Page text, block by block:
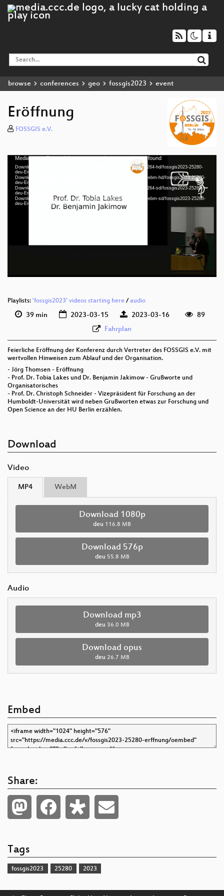
browse conferences geo fossgis2023 event
Eröffnung
FOSSGIS e.V.
Video
Player
Media error: Format(s) not supported or source(s) not found
Download File: https://cdn.media.ccc.de/events/fossgis/2023/h264-hd/fossgis2023-25280-
deu-Eroeffnung_hd.mp4
Download File: https://cdn.media.ccc.de/events/fossgis/2023/webm-hd/fossgis2023-25280-
deu-Eroeffnung_webm-hd.webm
Download File: https://cdn.media.ccc.de/events/fossgis/2023/h264-sd/fossgis2023-25280-
deu-Eroeffnung_sd.mp4
Download File: https://cdn.media.ccc.de/events/fossgis/2023/webm-sd/fossgis2023-25280-
deu-Eroeffnung_webm-sd.webm
deu 576p (mp4)
deu 576p (webm)
Playlists: 'fossgis2023' videos starting here / audio
39 min 2023-03-15 2023-03-16
89
Fahrplan
Feierliche Eröffnung der Konferenz durch Vertreter des FOSSGIS e.V. mit
wertvollen Hinweisen zum Ablauf und der Organisation.
- Jörg Thomsen - Eröffnung
- Prof. Dr. Tobia Lakes und Dr. Benjamin Jakimow - Grußworte und
Organisatorisches
- Prof. Dr. Christoph Schneider - Vizepräsident für Forschung an der
Humboldt-Universität wird neben Grußworten etwas zur Forschung und
Open Science an der HU Berlin erzählen.
Download
Video
MP4 WebM
Download 1080p
deu 116.8 MB
Download 576p
deu 55.8 MB
Audio
Download mp3
deu 36.0 MB
Download opus
deu 26.7 MB
Embed
Share:
Tags
fossgis2023 25280 2023